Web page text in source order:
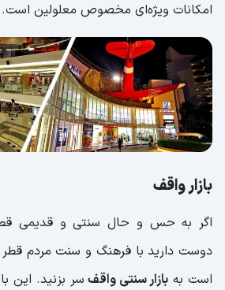
امکانات ویژه‌ای مخصوص معلولین است.
بازار واقف
اگر به حس و حال سنتی و قدیمی
دوست دارید با فرهنگ و سنت مردم قطر
است به بازار سنتی واقف سر بزنید. این